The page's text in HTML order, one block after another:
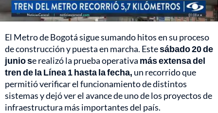
El Metro de Bogotá sigue sumando hitos en su proceso
de construcción y puesta en marcha. Estesábado 20 de
junio se realizó la prueba operativa más extensa del
tren de la Línea 1 hasta la fecha, un recorrido que
permitió verificar el funcionamiento de distintos
sistemas y dejó ver el avance de uno de los proyectos de
infraestructura más importantes del país.